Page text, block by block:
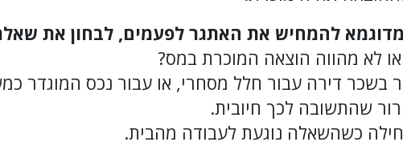
מדוגמא להמחיש את האתגר לפעמים, לבחון את
לא מהווה הוצאה המוכרת במס?
בשכר דירה עבור חלל מסחרי, או עבור נכס המוגדר
שהתשובה לכך חיובית.
כשהשאלה נוגעת לעבודה מהבית.